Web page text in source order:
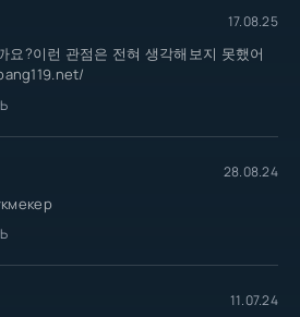
17.08.25
요?이런 관점은 전혀 생각해보지 못했어
28.08.24
11.07.24